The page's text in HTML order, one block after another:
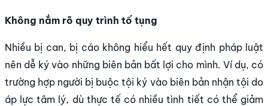
Không nắm rõ quy trình tố tụng
Nhiều bị can, bị cáo không hiểu hết quy định pháp luật
nên dễ ký vào những biên bản bất lợi cho mình. Ví dụ, có
trường hợp người bị buộc tội ký vào biên bản nhận tội do
áp lực tâm lý, dù thực tế có nhiều tình tiết có thể giảm